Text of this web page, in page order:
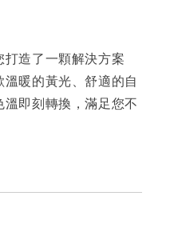
造了一顆解決方案
暖的黃光、舒適的自
即刻轉換，滿足您不